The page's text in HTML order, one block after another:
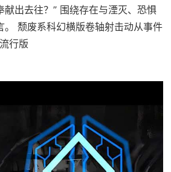
献出去往？” 围绕存在与湮灭、恐惧
。 颓废系科幻横版卷轴射击动从事件
行版